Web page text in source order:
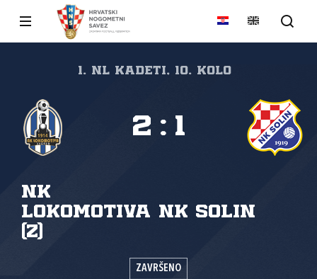
1. NL kadeti, 10. kolo
NK
Lokomotiva
(Z)
NK Solin
2 : 1
ZAVRŠENO